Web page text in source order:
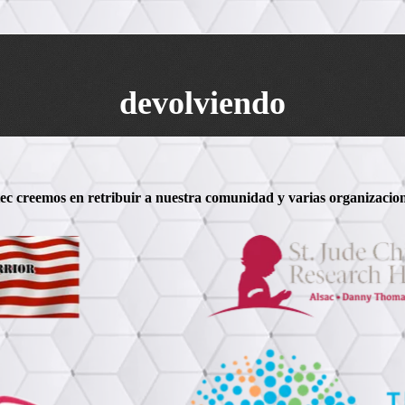
creemos en retribuir a nuestra comunidad y varias
devolviendo